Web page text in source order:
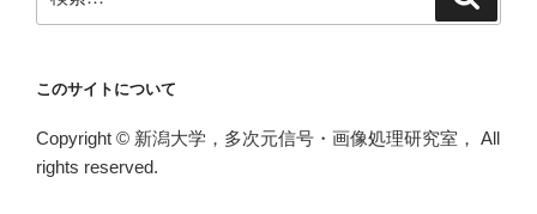
索:
このサイトについて
Copyright © 新潟大学，多次元信号・画像処理研究室， All
rights reserved.